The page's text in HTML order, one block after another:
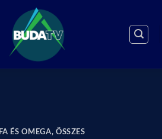
ÉS OMEGA, ÖSSZES